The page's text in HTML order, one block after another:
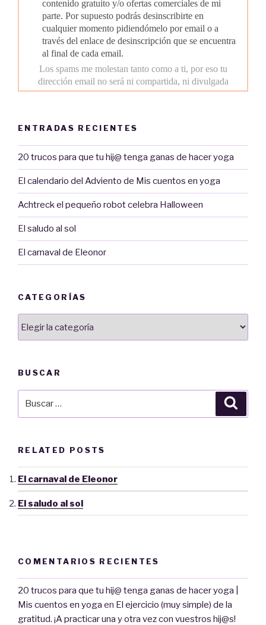
ENTRADAS RECIENTES
20 trucos para que tu hij@ tenga ganas de hacer yoga
El calendario del Adviento de Mis cuentos en yoga
Achtreck el pequeño robot celebra Halloween
El saludo al sol
El carnaval de Eleonor
CATEGORÍAS
BUSCAR
RELATED POSTS
El carnaval de Eleonor
El saludo al sol
COMENTARIOS RECIENTES
20 trucos para que tu hij@ tenga ganas de hacer yoga |
Mis cuentos en yoga en El ejercicio (muy simple) de la
gratitud. ¡A practicar una y otra vez con vuestros hij@s!